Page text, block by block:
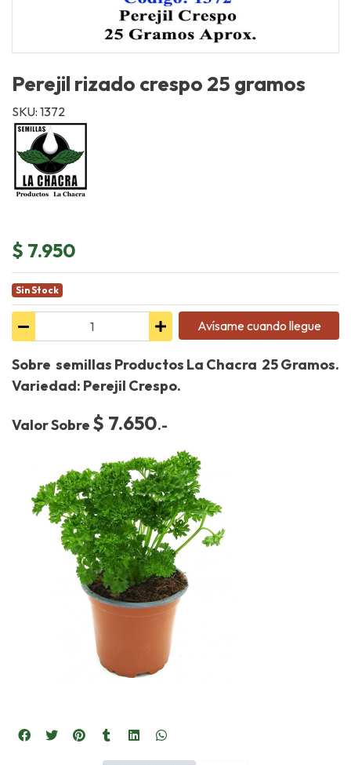
Perejil rizado crespo 25 gramos
SKU: 1372
$ 7.950
Sin Stock
Avísame cuando llegue
Sobre semillas Productos La Chacra 25 Gramos.
Variedad: Perejil Crespo.
Valor Sobre $ 7.650.-